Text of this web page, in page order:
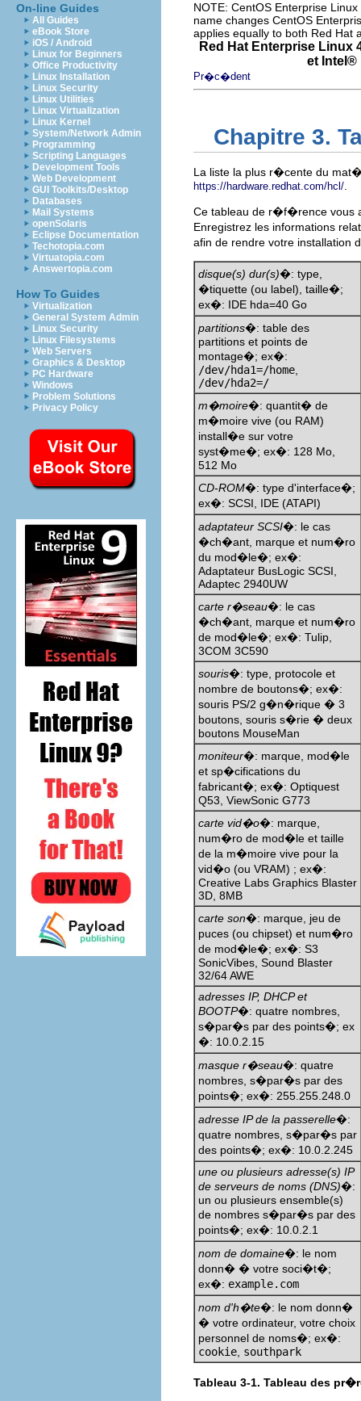
On-line Guides
All Guides
eBook Store
iOS / Android
Linux for Beginners
Office Productivity
Linux Installation
Linux Security
Linux Utilities
Linux Virtualization
Linux Kernel
System/Network Admin
Programming
Scripting Languages
Development Tools
Web Development
GUI Toolkits/Desktop
Databases
Mail Systems
openSolaris
Eclipse Documentation
Techotopia.com
Virtuatopia.com
Answertopia.com
How To Guides
Virtualization
General System Admin
Linux Security
Linux Filesystems
Web Servers
Graphics & Desktop
PC Hardware
Windows
Problem Solutions
Privacy Policy
NOTE: CentOS Enterprise
name changes CentOS
applies equally to both Red Hat
Red Hat Enterprise
et Intel ®
Pr�c�dent
Chapitre 3.
La liste la plus r�cente du
https://hardware.redhat.com/hcl/
Ce tableau de r�f�rence
Enregistrez les informations
afin de rendre votre installation
disque(s) dur(s)�: type,
�tiquette (ou label), taille�;
ex�: IDE hda=40 Go
partitions�: table des
partitions et points de
montage�; ex�:
/dev/hda1=/home
/dev/hda2=/
m�moire�: quantit� de
m�moire vive (ou RAM)
install�e sur votre
syst�me�; ex�: 128 Mo,
512 Mo
CD-ROM�: type d'interface�;
ex�: SCSI, IDE (ATAPI)
adaptateur SCSI�: le cas
�ch�ant, marque et num�ro
du mod�le�; ex�:
Adaptateur BusLogic SCSI,
Adaptec 2940UW
carte r�seau�: le cas
�ch�ant, marque et num�ro
de mod�le�; ex�: Tulip,
3COM 3C590
souris�: type, protocole et
nombre de boutons�; ex�:
souris PS/2 g�n�rique � 3
boutons, souris s�rie � deux
boutons MouseMan
moniteur�: marque, mod�le
et sp�cifications du
fabricant�; ex�: Optiquest
Q53, ViewSonic G773
carte vid�o�: marque,
num�ro de mod�le et taille
de la m�moire vive pour la
vid�o (ou VRAM) ; ex�:
Creative Labs Graphics Blaster
3D, 8MB
carte son�: marque, jeu de
puces (ou chipset) et num�ro
de mod�le�; ex�: S3
SonicVibes, Sound Blaster
32/64 AWE
adresses IP, DHCP et
BOOTP�: quatre nombres,
s�par�s par des points�; ex
�: 10.0.2.15
masque r�seau�: quatre
nombres, s�par�s par des
points�; ex�: 255.255.248.0
adresse IP de la passerelle�:
quatre nombres, s�par�s par
des points�; ex�: 10.0.2.245
une ou plusieurs adresse(s) IP
de serveurs de noms (DNS)�:
un ou plusieurs ensemble(s)
de nombres s�par�s par des
points�; ex�: 10.0.2.1
nom de domaine�: le nom
donn� � votre soci�t�;
ex�: example.com
nom d'h�te�: le nom donn�
� votre ordinateur, votre choix
personnel de noms�; ex�:
cookie southpark
Tableau 3-1. Tableau des